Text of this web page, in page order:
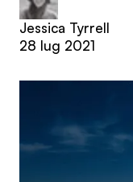
Jessica Tyrrell
28 lug 2021